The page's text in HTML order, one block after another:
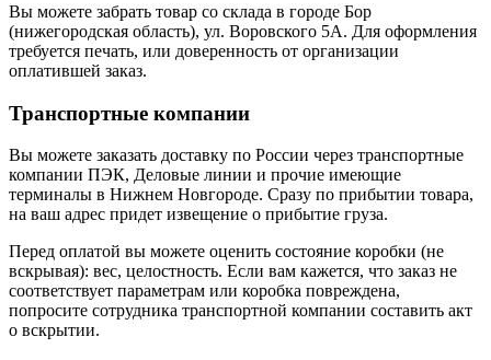
Вы можете забрать товар со склада в городе Бор
(нижегородская область), ул. Воровского 5А. Для оформления
требуется печать, или доверенность от организации
оплатившей заказ.
Транспортные компании
Вы можете заказать доставку по России через транспортные
компании ПЭК, Деловые линии и прочие имеющие
терминалы в Нижнем Новгороде. Сразу по прибытии товара,
на ваш адрес придет извещение о прибытие груза.
Перед оплатой вы можете оценить состояние коробки (не
вскрывая): вес, целостность. Если вам кажется, что заказ не
соответствует параметрам или коробка повреждена,
попросите сотрудника транспортной компании составить акт
о вскрытии.